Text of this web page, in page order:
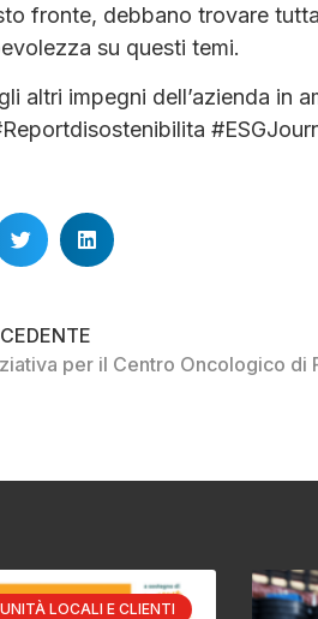
fronte, debbano trovare
su questi temi.
altri impegni dell’azienda in
per il Centro Oncologico di
LOCALI E CLIENTI